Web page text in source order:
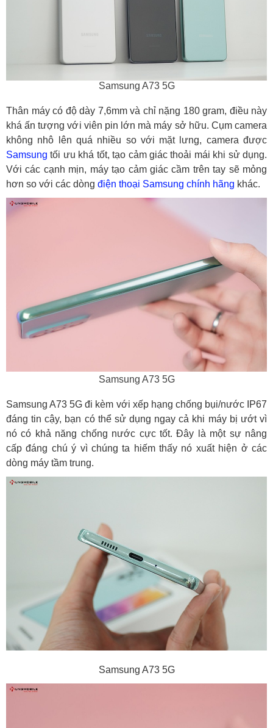
Samsung A73 5G
Thân máy có độ dày 7,6mm và chỉ nặng 180 gram, điều này
khá ấn tượng với viên pin lớn mà máy sở hữu. Cụm camera
không nhô lên quá nhiều so với mặt lưng, camera được
Samsung tối ưu khá tốt, tạo cảm giác thoải mái khi sử dụng.
Với các cạnh mịn, máy tạo cảm giác cầm trên tay sẽ mỏng
hơn so với các dòng điện thoại Samsung chính hãng khác.
Samsung A73 5G
Samsung A73 5G đi kèm với xếp hạng chống bụi/nước IP67
đáng tin cậy, bạn có thể sử dụng ngay cả khi máy bị ướt vì
nó có khả năng chống nước cực tốt. Đây là một sự nâng
cấp đáng chú ý vì chúng ta hiếm thấy nó xuất hiện ở các
dòng máy tầm trung.
Samsung A73 5G